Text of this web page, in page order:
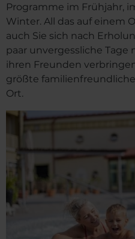
Programme im Frühjahr,
Winter. All das auf einem
auch Sie sich nach
paar unvergessliche Tage
ihren Freunden
größte
Ort.